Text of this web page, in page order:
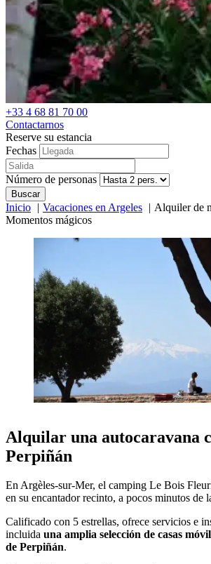
+33 4 68 81 70 00
Contactarnos
Reserve su estancia
Fechas
Número de personas
Buscar
Inicio Vacaciones en Argeles
Alquiler de
Momentos mágicos
Alquilar una autocaravana
Perpiñán
En Argèles-sur-Mer, el camping Le Bois
en su encantador recinto, a pocos minutos de
Calificado con 5 estrellas, ofrece servicios e
incluida una amplia selección de casas
de Perpiñán.